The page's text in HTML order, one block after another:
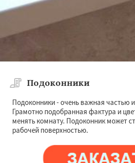
Подоконники
Подоконники - очень важная частью
Грамотно подобранная фактура и
менять комнату. Подоконник может
рабочей поверхностью.